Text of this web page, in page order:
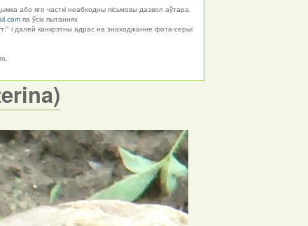
або яго часткі неабходны пісьмовы дазвол аўтара.
па ўсіх пытаннях
і далей канкрэтны адрас на знаходжанне фота-серыі